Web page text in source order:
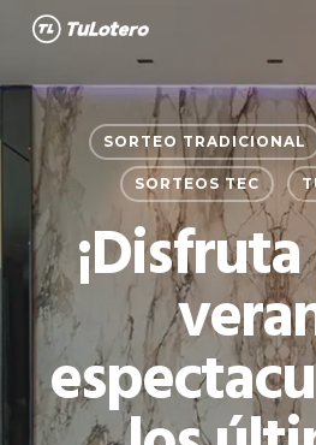
Skip
main
content
SORTEO TRADICIONAL
SORTEOS TEC